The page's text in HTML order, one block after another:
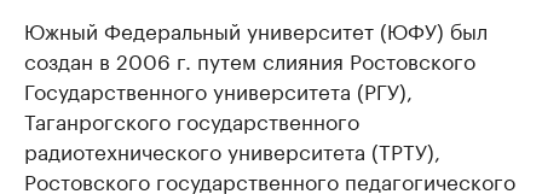
Южный Федеральный университет (ЮФУ) был
создан в 2006 г. путем слияния Ростовского
Государственного университета (РГУ),
Таганрогского государственного
радиотехнического университета (ТРТУ),
Ростовского государственного педагогического